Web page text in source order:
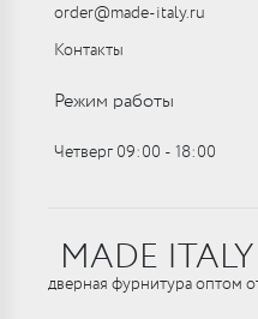
order@made-italy.ru
Контакты
Режим работы
Четверг 09:00 ‑ 18:00
MADE
дверная фурнитура оптом